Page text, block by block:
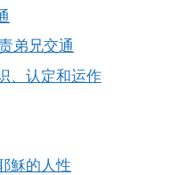
弟兄交通
、认定和运作
穌的人性